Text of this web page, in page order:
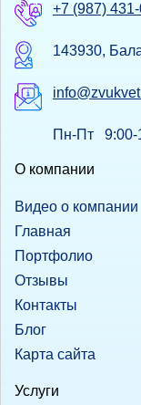
+7 (987)
143930,
Пн-Пт 9:00-
О компании
Видео о компании
Главная
Портфолио
Отзывы
Контакты
Блог
Карта сайта
Услуги